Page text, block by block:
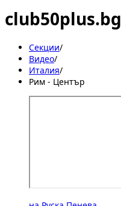
club50plus.bg
Секции/
Видеo/
Италия/
Рим - Център